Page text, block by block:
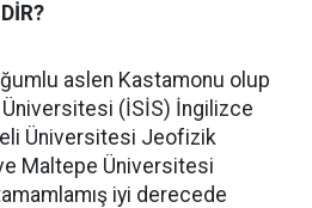
aslen Kastamonu olup
(İSİS) İngilizce
Üniversitesi Jeofizik
Maltepe Üniversitesi
iyi derecede